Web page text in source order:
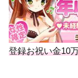
ビ
バ
イ
ト
登録お祝い金10